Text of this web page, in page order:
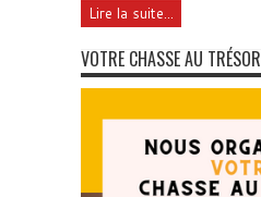
Lire la suite...
VOTRE CHASSE AU TRÉSOR